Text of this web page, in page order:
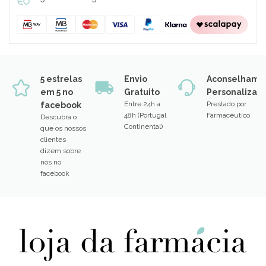
5 estrelas
em 5 no
facebook
Descubra o
que os nossos
clientes
dizem sobre
nós no
facebook
Envio
Gratuito
Entre 24h a
48h (Portugal
Continental)
Prestado por
Farmacêutico